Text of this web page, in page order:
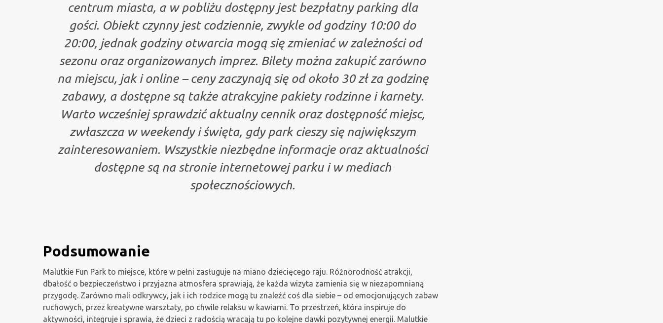
centrum miasta, a w pobliżu dostępny jest bezpłatny parking dla
gości. Obiekt czynny jest codziennie, zwykle od godziny 10:00 do
20:00, jednak godziny otwarcia mogą się zmieniać w zależności od
sezonu oraz organizowanych imprez. Bilety można zakupić zarówno
na miejscu, jak i online – ceny zaczynają się od około 30 zł za godzinę
zabawy, a dostępne są także atrakcyjne pakiety rodzinne i karnety.
Warto wcześniej sprawdzić aktualny cennik oraz dostępność miejsc,
zwłaszcza w weekendy i święta, gdy park cieszy się największym
zainteresowaniem. Wszystkie niezbędne informacje oraz aktualności
dostępne są na stronie internetowej parku i w mediach
społecznościowych.
Podsumowanie
Malutkie Fun Park to miejsce, które w pełni zasługuje na miano dziecięcego raju. Różnorodność atrakcji,
dbałość o bezpieczeństwo i przyjazna atmosfera sprawiają, że każda wizyta zamienia się w niezapomnianą
przygodę. Zarówno mali odkrywcy, jak i ich rodzice mogą tu znaleźć coś dla siebie – od emocjonujących zabaw
ruchowych, przez kreatywne warsztaty, po chwile relaksu w kawiarni. To przestrzeń, która inspiruje do
aktywności, integruje i sprawia, że dzieci z radością wracają tu po kolejne dawki pozytywnej energii. Malutkie